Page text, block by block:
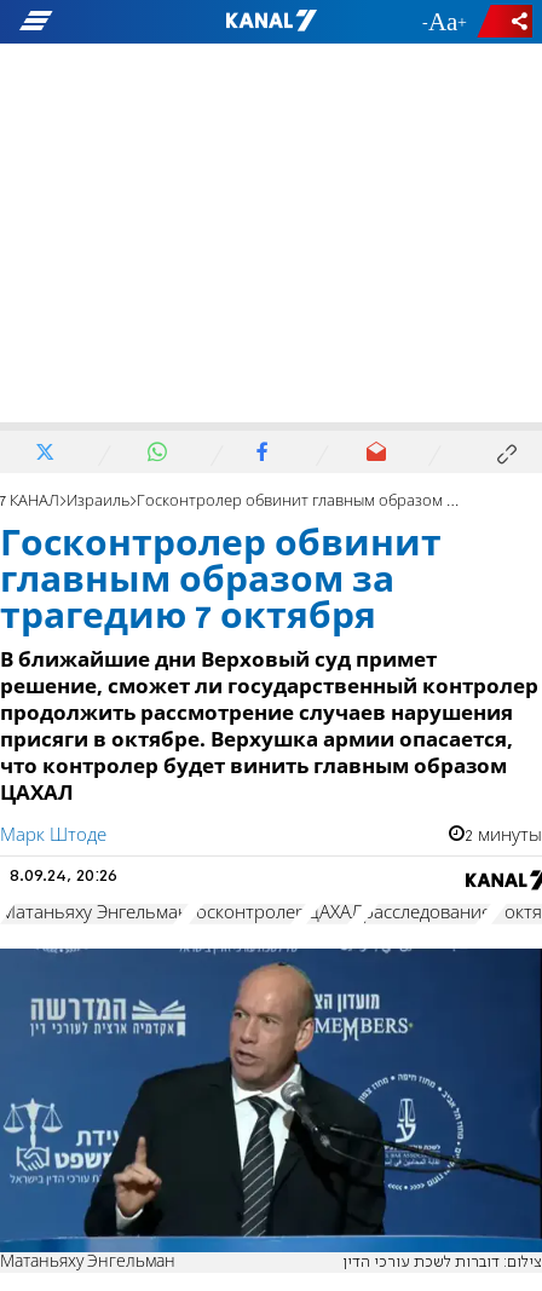
- +
7 КАНАЛ Израиль Госконтролер обвинит главным образом за трагедию 7 октября
Госконтролер обвинит
главным образом за
трагедию 7 октября
В ближайшие дни Верховый суд примет
решение, сможет ли государственный контролер
продолжить рассмотрение случаев нарушения
присяги в октябре. Верхушка армии опасается,
что контролер будет винить главным образом
ЦАХАЛ
Марк Штоде 2 минуты
8.09.24, 20:26
Матаньяху Энгельман госконтролер ЦАХАЛ расследование 7
Матаньяху Энгельман צילום: דוברות לשכת עורכי הדין